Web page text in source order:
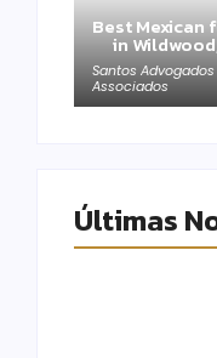
Best Mexican
in
Santos Advogados
Associados
Últimas